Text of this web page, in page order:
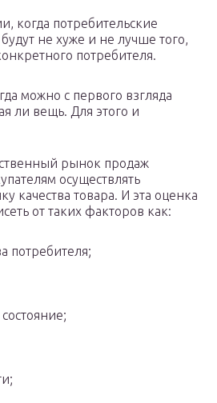
когда потребительские
не хуже и не лучше того,
потребителя.
можно с первого взгляда
ли вещь. Для этого и
рынок продаж
осуществлять
качества товара. И эта оценка
от таких факторов как:
потребителя;